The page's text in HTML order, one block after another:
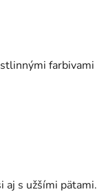
farbivami
aj s užšími pätami.